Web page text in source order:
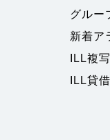
グルー
新着ア
ILL複
ILL貸